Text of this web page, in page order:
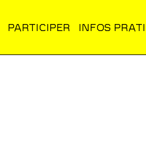
PARTICIPER INFOS